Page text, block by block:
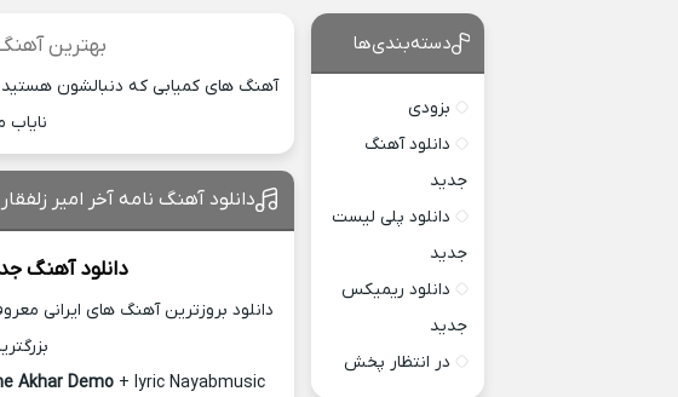
بهترین
آهنگ های کمیابی که دنبالشون هستید
نایاب
دانلود آهنگ نامه آخر امیر زلفقار
دانلود آهنگ
دانلود بروزترین آهنگ های ایرانی
Akhar Demo + lyric Nayabmusic
دسته‌بندی‌ها
بزودی
دانلود آهنگ
جدید
دانلود پلی لیست
جدید
دانلود ریمیکس
جدید
در انتظار پخش